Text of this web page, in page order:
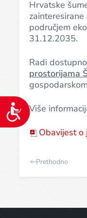
zaslona;
Pritisnite
Control-
otvorili
izbornik
pristupačnosti.
Hrvatske
područjem
31.12.2035.
Radi
prostorijama
Više
Obavijest o
Prethodno